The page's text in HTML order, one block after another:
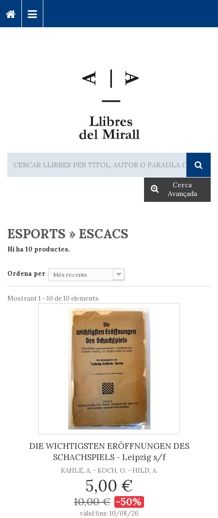
Cerca
Avançada
ESPORTS » ESCACS
Hi ha 10 productes.
Ordena per Més recents
Mostrant 1 - 10 de 10 elements
DIE WICHTIGSTEN ERÖFFNUNGEN DES
SCHACHSPIELS - Leipzig s/f
KAHLE, A. - KOCH, O. - HILD, A.
5,00 €
10,00 € -50%
vàlid fins: 10/08/26